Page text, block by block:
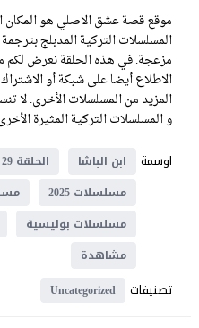
موقع قصة عشق الاصلي هو المكان
المسلسلات التركية المدبلج
الاطلاع أيضا على شبكة أو
المزيد من المسلسلات الأخرى. لا
و المسلسلات التركية المثيرة
اوسمة
ابن الباشا الحلقة 29
مسلسلات 2025
مسلسلات بوليسية
مشاهدة
تصنيفات Uncategorized